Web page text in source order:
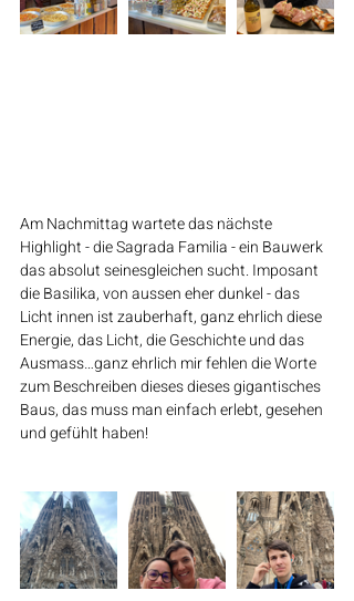
Am Nachmittag wartete das nächste
Highlight - die Sagrada Familia - ein Bauwerk
das absolut seinesgleichen sucht. Imposant
die Basilika, von aussen eher dunkel - das
Licht innen ist zauberhaft, ganz ehrlich diese
Energie, das Licht, die Geschichte und das
Ausmass…ganz ehrlich mir fehlen die Worte
zum Beschreiben dieses dieses gigantisches
Baus, das muss man einfach erlebt, gesehen
und gefühlt haben!